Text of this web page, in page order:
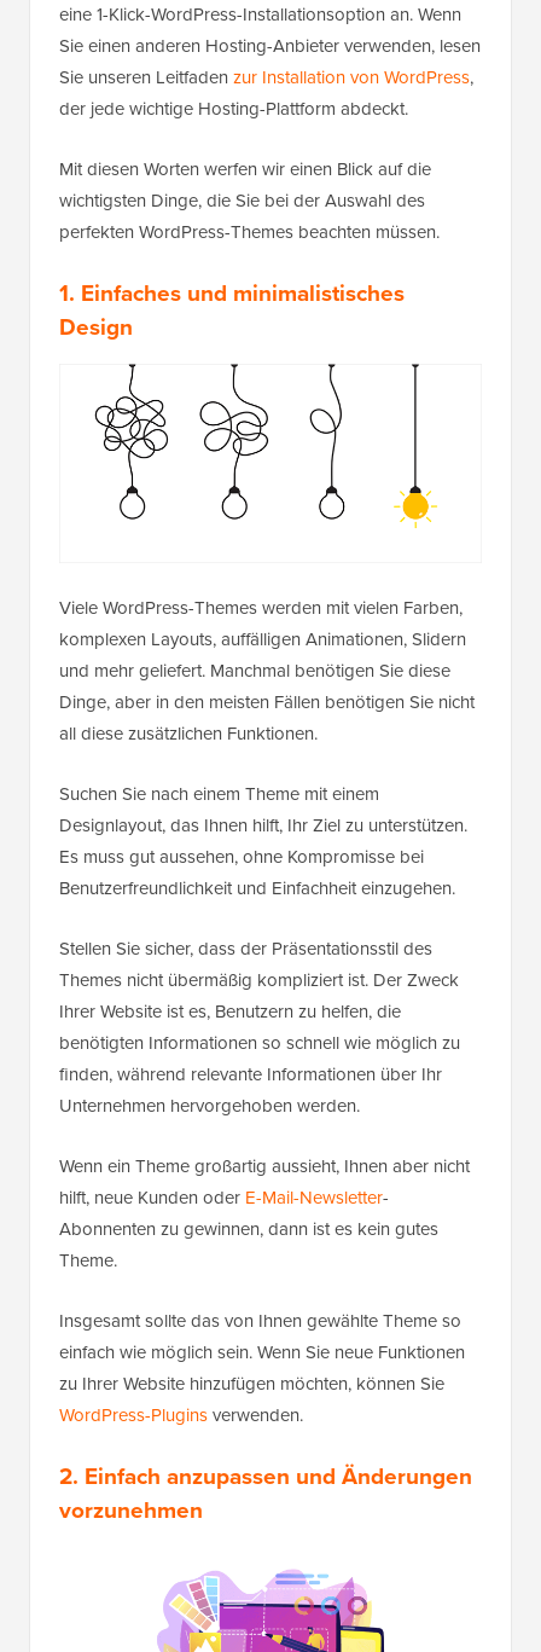
eine 1-Klick-WordPress-Installationsoption an. Wenn
Sie einen anderen Hosting-Anbieter verwenden, lesen
Sie unseren Leitfaden zur Installation von WordPress,
der jede wichtige Hosting-Plattform abdeckt.
Mit diesen Worten werfen wir einen Blick auf die
wichtigsten Dinge, die Sie bei der Auswahl des
perfekten WordPress-Themes beachten müssen.
1. Einfaches und minimalistisches
Design
Viele WordPress-Themes werden mit vielen Farben,
komplexen Layouts, auffälligen Animationen, Slidern
und mehr geliefert. Manchmal benötigen Sie diese
Dinge, aber in den meisten Fällen benötigen Sie nicht
all diese zusätzlichen Funktionen.
Suchen Sie nach einem Theme mit einem
Designlayout, das Ihnen hilft, Ihr Ziel zu unterstützen.
Es muss gut aussehen, ohne Kompromisse bei
Benutzerfreundlichkeit und Einfachheit einzugehen.
Stellen Sie sicher, dass der Präsentationsstil des
Themes nicht übermäßig kompliziert ist. Der Zweck
Ihrer Website ist es, Benutzern zu helfen, die
benötigten Informationen so schnell wie möglich zu
finden, während relevante Informationen über Ihr
Unternehmen hervorgehoben werden.
Wenn ein Theme großartig aussieht, Ihnen aber nicht
hilft, neue Kunden oder E-Mail-Newsletter-
Abonnenten zu gewinnen, dann ist es kein gutes
Theme.
Insgesamt sollte das von Ihnen gewählte Theme so
einfach wie möglich sein. Wenn Sie neue Funktionen
zu Ihrer Website hinzufügen möchten, können Sie
WordPress-Pluginsverwenden.
2. Einfach anzupassen und Änderungen
vorzunehmen